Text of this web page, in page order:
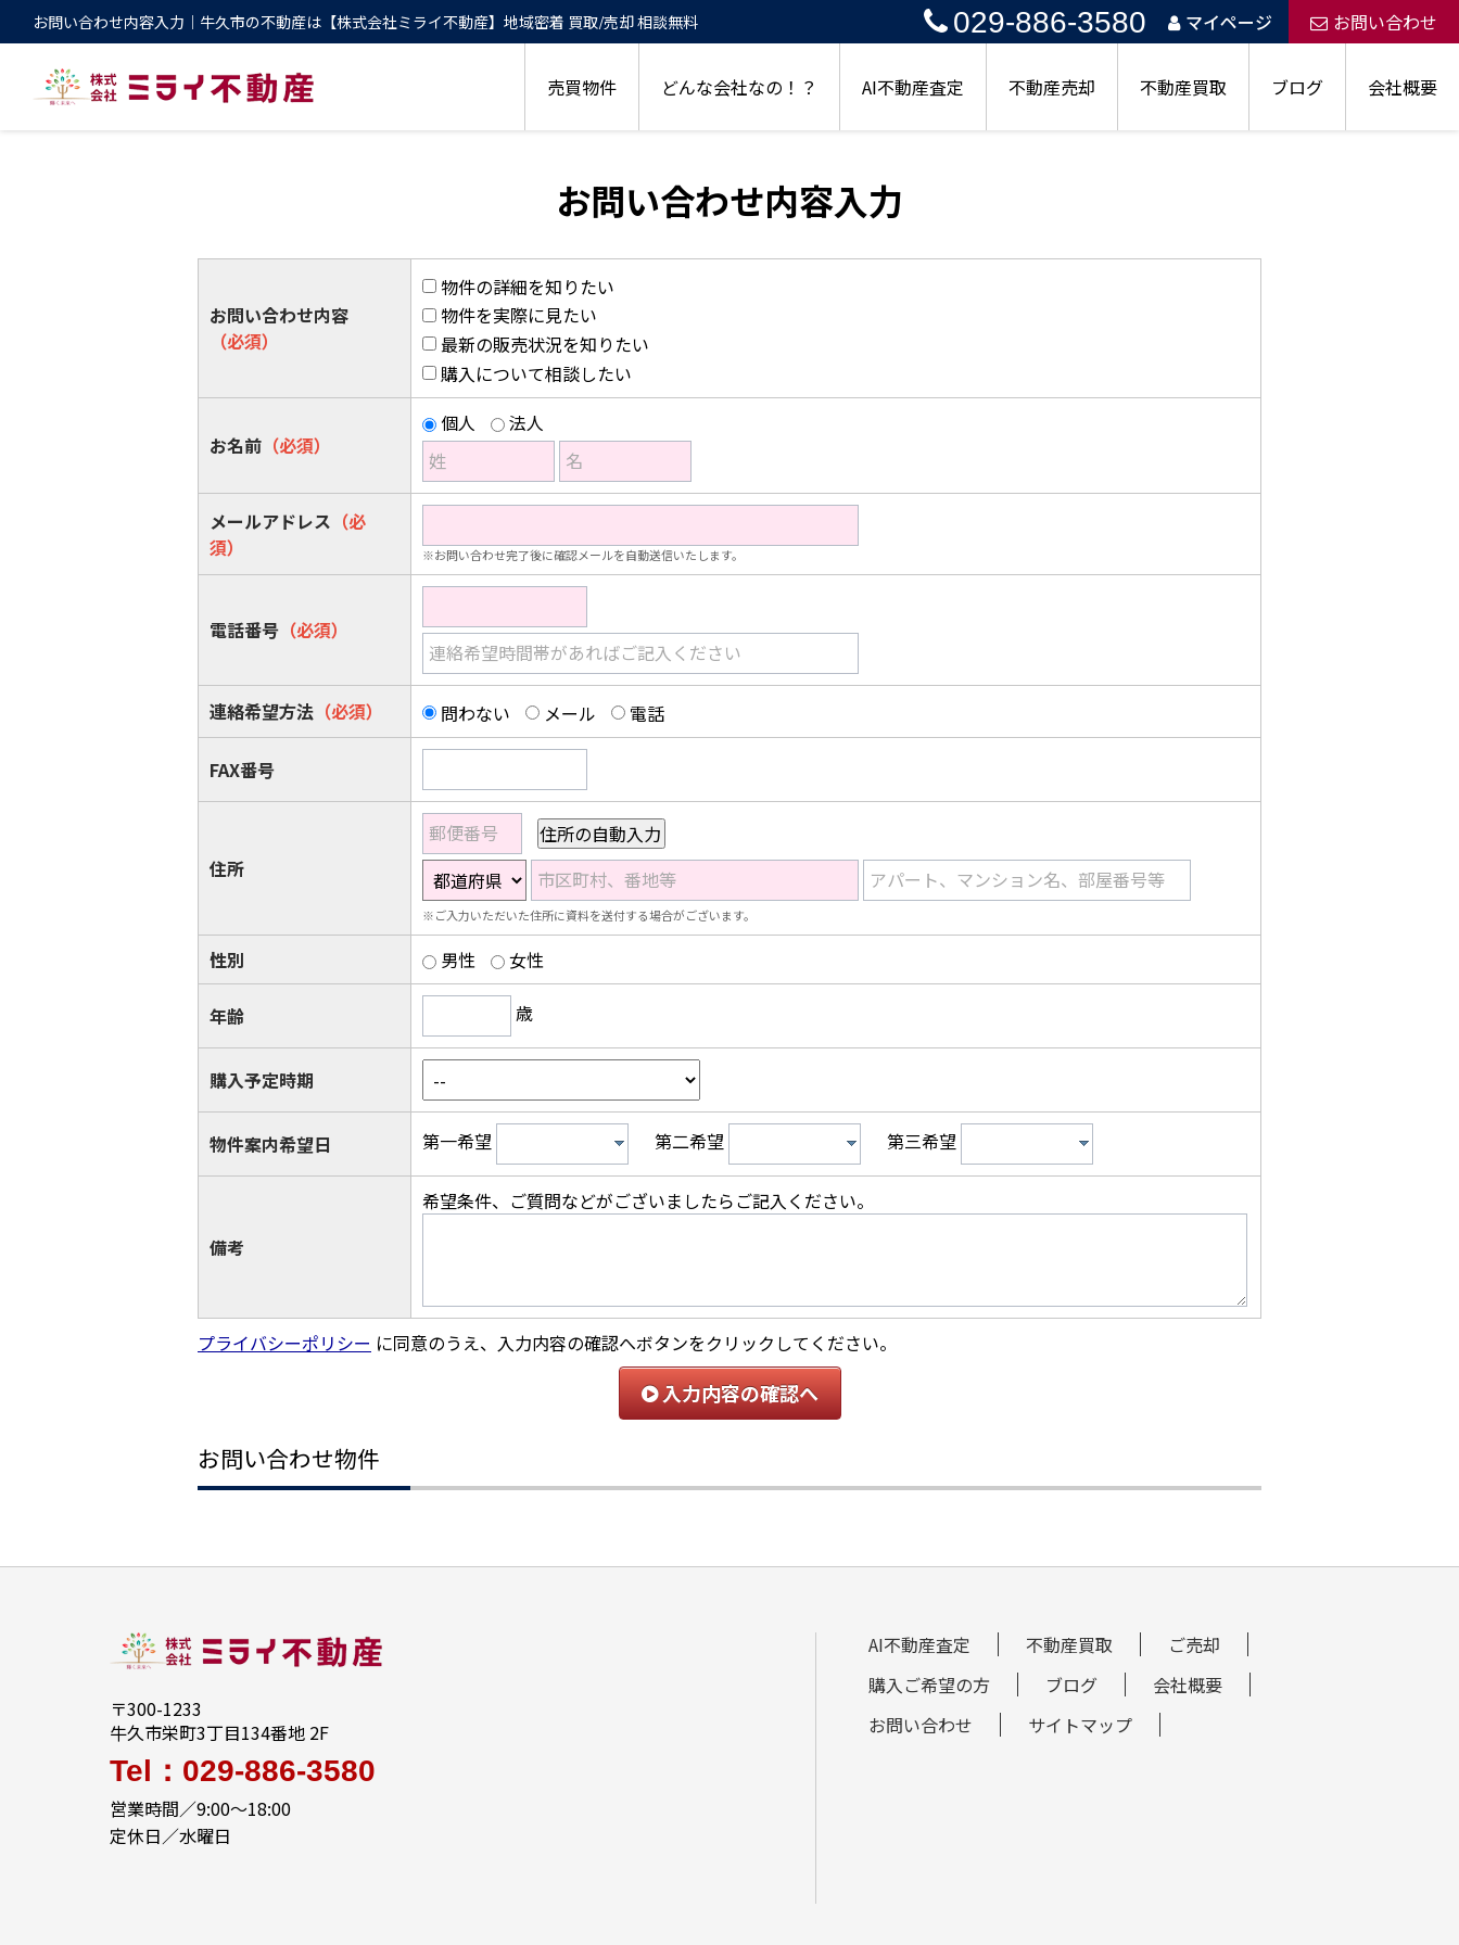
お問い合わせ内容入力｜牛久市の不動産は【株式会社ミライ不動産】地域密着 買取/売却 相談無料 029-886-3580 マイページ お問い合わせ
売買物件 どんな会社なの！？ AI不動産査定 不動産売却 不動産買取 ブログ 会社概要
お問い合わせ内容入力
お問い合わせ内容
（必須）
物件の詳細を知りたい
物件を実際に見たい
最新の販売状況を知りたい
購入について相談したい
お名前 （必須）
個人
法人
姓
名
メールアドレス （必
須）
※お問い合わせ完了後に確認メールを自動送信いたします。
電話番号 （必須）
連絡希望時間帯があればご記入ください
連絡希望方法 （必須） 問わない メール 電話
FAX番号
住所
郵便番号
市区町村、番地等
アパート、マンション名、部屋番号等
※ご入力いただいた住所に資料を送付する場合がございます。
性別 男性 女性
年齢 歳
購入予定時期
物件案内希望日 第一希望 第二希望 第三希望
備考
希望条件、ご質問などがございましたらご記入ください。
プライバシーポリシー に同意のうえ、入力内容の確認へボタンをクリックしてください。
入力内容の確認へ
お問い合わせ物件
〒300-1233
牛久市栄町3丁目134番地 2F
Tel：029-886-3580
営業時間／9:00～18:00
定休日／水曜日
AI不動産査定 不動産買取
ご売却
購入ご希望の方
ブログ
会社概要
お問い合わせ
サイトマップ